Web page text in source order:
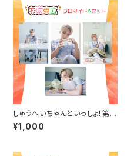
しゅうへいちゃんといっしょ！第1
0夜ブロマイドA（杉咲真広）
¥1,000